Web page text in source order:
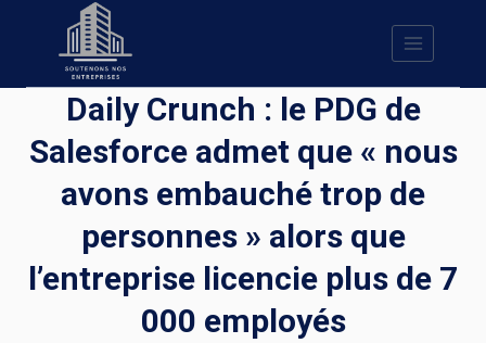
Daily Crunch : le PDG de
Salesforce admet que « nous
avons embauché trop de
personnes » alors que
l’entreprise licencie plus de 7
000 employés